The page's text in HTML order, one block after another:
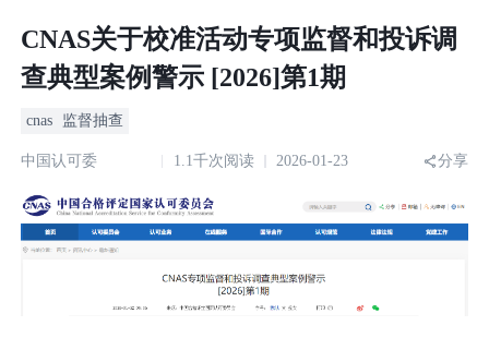
CNAS关于校准活动专项监督和投诉调
查典型案例警示 [2026]第1期
cnas 监督抽查
中国认可委 1.1千次阅读 2026-01-23 分享